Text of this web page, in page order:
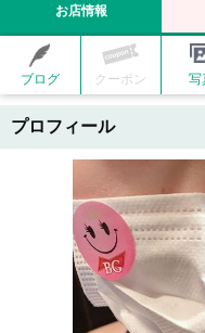
お店情報
ブログ クーポン 写
プロフィール